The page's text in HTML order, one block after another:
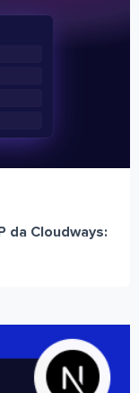
da Cloudways: